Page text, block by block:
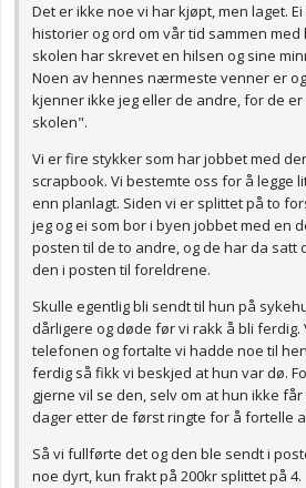
Det er ikke noe vi har kjøpt, men laget.
historier og ord om vår tid sammen
skolen har skrevet en hilsen og sine
Noen av hennes nærmeste venner er
kjenner ikke jeg eller de andre, for de
skolen".
Vi er fire stykker som har jobbet med
scrapbook. Vi bestemte oss for å legge
enn planlagt. Siden vi er splittet på to
jeg og ei som bor i byen jobbet med en
posten til de to andre, og de har da satt
den i posten til foreldrene.
Skulle egentlig bli sendt til hun på
dårligere og døde før vi rakk å bli ferdig.
telefonen og fortalte vi hadde noe til
ferdig så fikk vi beskjed at hun var dø.
gjerne vil se den, selv om at hun ikke
dager etter de først ringte for å fortelle
Så vi fullførte det og den ble sendt i
noe dyrt, kun frakt på 200kr splittet på 4.